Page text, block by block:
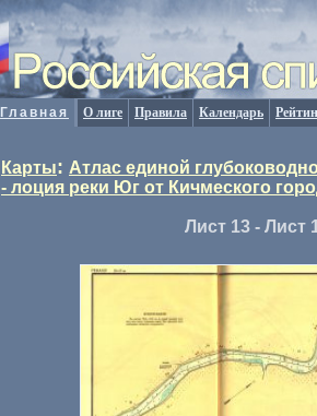
Главная О лиге Правила Календарь
Карты: Атлас единой
- лоция реки Юг от Кичмеского
Лист 13 - Лист